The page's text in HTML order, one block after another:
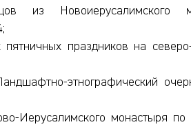
из
праздников на
этнографический
Иерусалимского монастыря